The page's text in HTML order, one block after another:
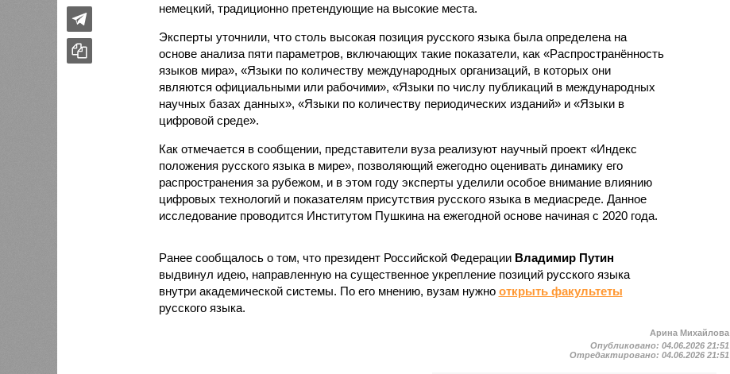
немецкий, традиционно претендующие на высокие места.
Эксперты уточнили, что столь высокая позиция русского языка была определена на
основе анализа пяти параметров, включающих такие показатели, как «Распространённость
языков мира», «Языки по количеству международных организаций, в которых они
являются официальными или рабочими», «Языки по числу публикаций в международных
научных базах данных», «Языки по количеству периодических изданий» и «Языки в
цифровой среде».
Как отмечается в сообщении, представители вуза реализуют научный проект «Индекс
положения русского языка в мире», позволяющий ежегодно оценивать динамику его
распространения за рубежом, и в этом году эксперты уделили особое внимание влиянию
цифровых технологий и показателям присутствия русского языка в медиасреде. Данное
исследование проводится Институтом Пушкина на ежегодной основе начиная с 2020 года.
Ранее сообщалось о том, что президент Российской Федерации Владимир Путин
выдвинул идею, направленную на существенное укрепление позиций русского языка
внутри академической системы. По его мнению, вузам нужно открыть факультеты
русского языка.
Арина Михайлова
Опубликовано:04.06.2026 21:51
Отредактировано:04.06.2026 21:51